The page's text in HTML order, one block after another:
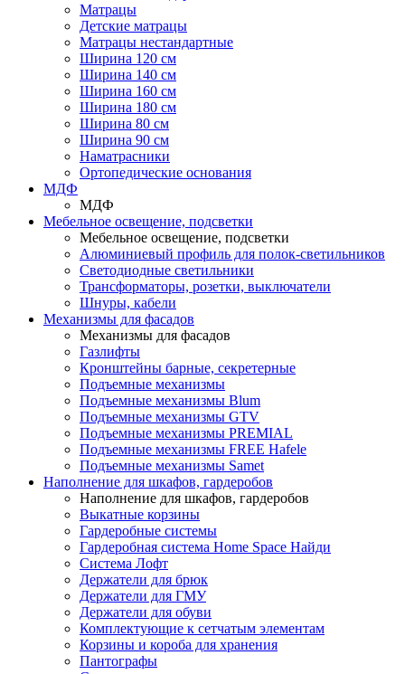
Матрацы
Детские матрацы
Матрацы нестандартные
Ширина 120 см
Ширина 140 см
Ширина 160 см
Ширина 180 см
Ширина 80 см
Ширина 90 см
Наматрасники
Ортопедические основания
МДФ
МДФ
Мебельное освещение, подсветки
Мебельное освещение, подсветки
Алюминиевый профиль для полок-светильников
Светодиодные светильники
Трансформаторы, розетки, выключатели
Шнуры, кабели
Механизмы для фасадов
Механизмы для фасадов
Газлифты
Кронштейны барные, секретерные
Подъемные механизмы
Подъемные механизмы Blum
Подъемные механизмы GTV
Подъемные механизмы PREMIAL
Подъемные механизмы FREE Hafele
Подъемные механизмы Samet
Наполнение для шкафов, гардеробов
Наполнение для шкафов, гардеробов
Выкатные корзины
Гардеробные системы
Гардеробная система Home Space Найди
Система Лофт
Держатели для брюк
Держатели для ГМУ
Держатели для обуви
Комплектующие к сетчатым элементам
Корзины и короба для хранения
Пантографы